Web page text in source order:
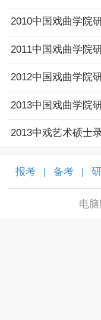
2010中国戏曲学院
2011中国戏曲学院
2012中国戏曲学院
2013中国戏曲学院
2013中戏艺术硕士
报考 备考
电脑